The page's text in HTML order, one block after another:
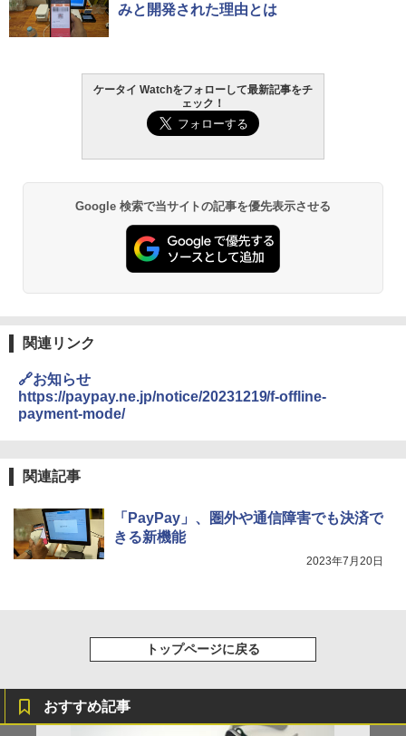
みと開発された理由とは
ケータイ Watchをフォローして最新記事をチ
ェック！
Google 検索で当サイトの記事を優先表示させる
関連リンク
🔗お知らせ
https://paypay.ne.jp/notice/20231219/f-offline-
payment-mode/
関連記事
「PayPay」、圏外や通信障害でも決済で
きる新機能
2023年7月20日
トップページに戻る
おすすめ記事